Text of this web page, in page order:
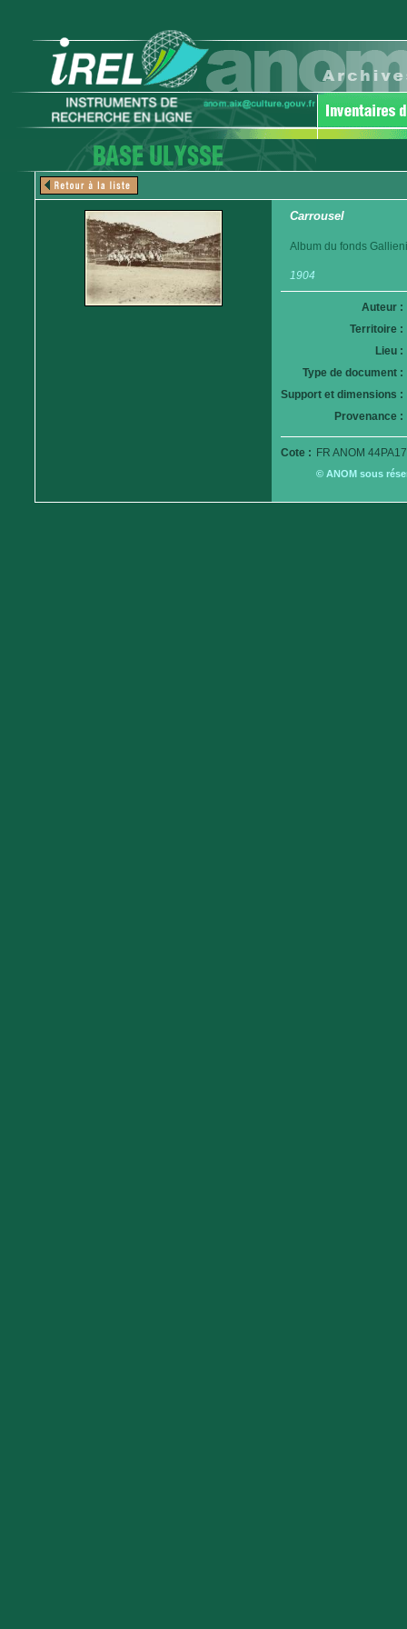
Carrousel
Album du fonds
1904
Auteur :
Territoire :
Lieu :
Type de document :
Support et dimensions :
Provenance :
Cote : FR ANOM
© ANOM sous